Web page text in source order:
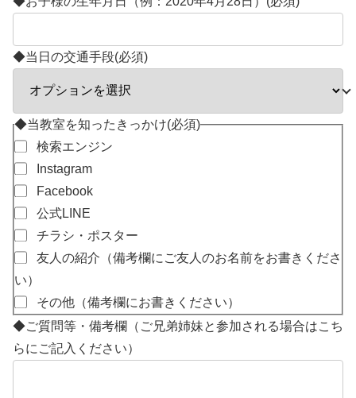
◆当日の交通手段(必須)
◆当教室を知ったきっかけ(必須)
検索エンジン
Instagram
Facebook
公式LINE
チラシ・ポスター
友人の紹介（備考欄にご友人のお名前をお書きくださ
い）
その他（備考欄にお書きください）
◆ご質問等・備考欄（ご兄弟姉妹と参加される場合はこち
らにご記入ください）